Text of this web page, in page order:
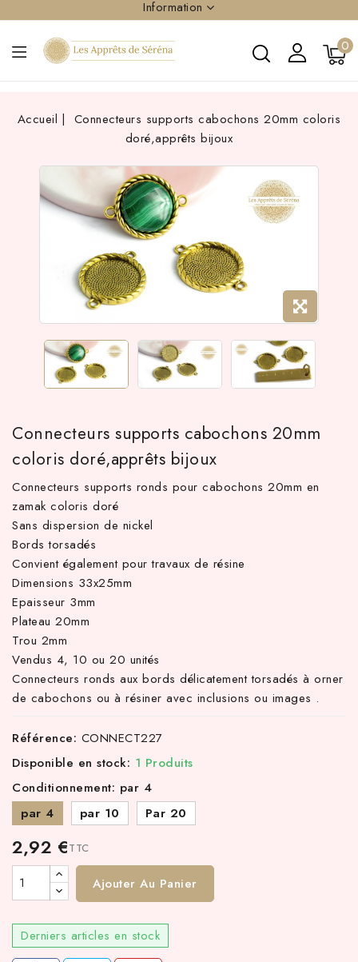
Information
0
d'achat hors frais de port en France métropolitaine ! À
Accueil
Connecteurs supports cabochons 20mm coloris
doré,apprêts bijoux
Connecteurs supports cabochons 20mm
coloris doré,apprêts bijoux
Connecteurs supports ronds pour cabochons 20mm en
zamak coloris doré
Sans dispersion de nickel
Bords torsadés
Convient également pour travaux de résine
Dimensions 33x25mm
Epaisseur 3mm
Plateau 20mm
Trou 2mm
Vendus 4, 10 ou 20 unités
Connecteurs ronds aux bords délicatement torsadés à orner
de cabochons ou à résiner avec inclusions ou images .
Référence: CONNECT227
Disponible en stock: 1 Produits
Conditionnement: par 4
par 4
par 10 Par 20
2,92 €TTC
Ajouter Au Panier
Derniers articles en stock